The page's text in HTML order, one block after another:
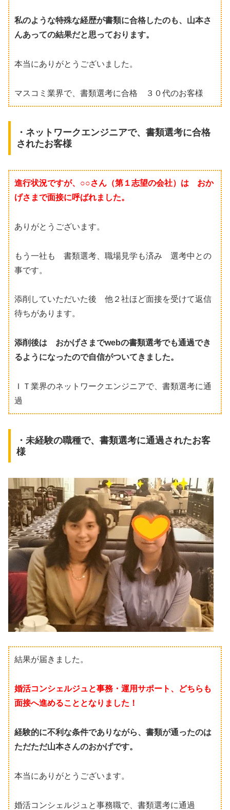
私のような特殊な経歴が書類に合格したのも、山本さ
んあっての結果だと思っております。
本当にありがとうございました。
マスコミ業界で、書類選考に合格 ３０代のお客様
・ネットワークエンジニアで、書類選考に合格
されたお客様
進行状況ですが、○○さん（第１志望の会社）は おか
げさまで面接に呼ばれました。
ありがとうございます。
もう一社も 書類選考、職場見学も済み 選考中との
事です。
添削していただいた後 他２社ほど面接を受けて返信
待ちがあります。
添削後は おかげさまでwebの書類選考でも通過でき
るようになったので自信がついてきました。
ＩＴ業界のネットワークエンジニアで、書類選考に通
過
・未経験の職種で、書類選考に通過されたお客
様
結果が届きました。
婚活コンシェルジュと事務・運用サポート、どちらも
面接へ進めることとなりました！
経験的に不利な条件でありながら、書類が通ったのは
ただただ山本さんのおかげです。
本当にありがとうございます。
婚活コンシェルジュと事務職で、書類選考に通過